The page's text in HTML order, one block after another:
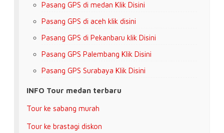
Pasang GPS di medan Klik Disini
Pasang GPS di aceh klik disini
Pasang GPS di Pekanbaru klik Disini
Pasang GPS Palembang Klik Disini
Pasang GPS Surabaya Klik Disini
INFO Tour medan terbaru
Tour ke sabang murah
Tour ke brastagi diskon